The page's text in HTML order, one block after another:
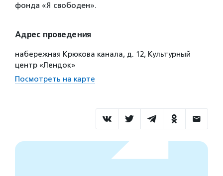
фонда «Я свободен».
Адрес проведения
набережная Крюкова канала, д. 12, Культурный
центр «Лендок»
Посмотреть на карте